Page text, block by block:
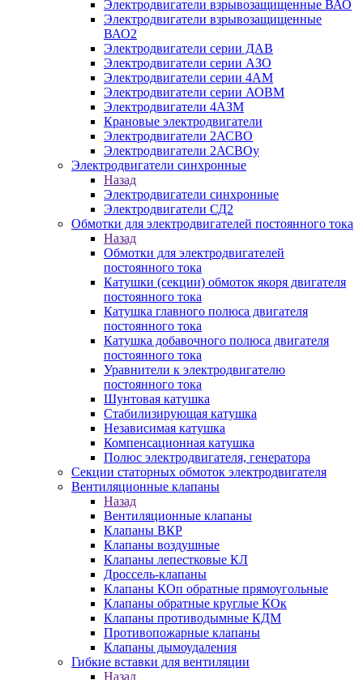
Электродвигатели взрывозащищенные ВАО
Электродвигатели взрывозащищенные
ВАО2
Электродвигатели серии ДАВ
Электродвигатели серии АЗО
Электродвигатели серии 4АМ
Электродвигатели серии АОВМ
Электродвигатели 4АЗМ
Крановые электродвигатели
Электродвигатели 2АСВО
Электродвигатели 2АСВОу
Электродвигатели синхронные
Назад
Электродвигатели синхронные
Электродвигатели СД2
Обмотки для электродвигателей постоянного тока
Назад
Обмотки для электродвигателей
постоянного тока
Катушки (секции) обмоток якоря двигателя
постоянного тока
Катушка главного полюса двигателя
постоянного тока
Катушка добавочного полюса двигателя
постоянного тока
Уравнители к электродвигателю
постоянного тока
Шунтовая катушка
Стабилизирующая катушка
Независимая катушка
Компенсационная катушка
Полюс электродвигателя, генератора
Секции статорных обмоток электродвигателя
Вентиляционные клапаны
Назад
Вентиляционные клапаны
Клапаны ВКР
Клапаны воздушные
Клапаны лепестковые КЛ
Дроссель-клапаны
Клапаны КОп обратные прямоугольные
Клапаны обратные круглые КОк
Клапаны противодымные КДМ
Противопожарные клапаны
Клапаны дымоудаления
Гибкие вставки для вентиляции
Назад